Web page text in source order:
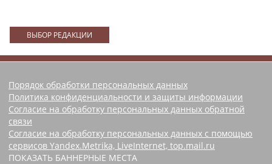
ВЫБОР РЕДАКЦИИ
Порядок обработки персональных данных
Политика конфиденциальности и защиты информации
Согласие на обработку персональных данных обратной
связи
Согласие на обработку персональных данных с помощью
сервисов Yandex.Metrika, LiveInternet, top.mail.ru
ПОКАЗАТЬ БАННЕРНЫЕ МЕСТА